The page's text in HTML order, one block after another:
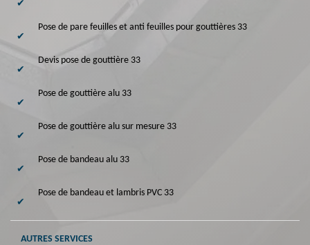
Pose de pare feuilles et anti feuilles pour gouttières 33
Devis pose de gouttière 33
Pose de gouttière alu 33
Pose de gouttière alu sur mesure 33
Pose de bandeau alu 33
Pose de bandeau et lambris PVC 33
AUTRES SERVICES